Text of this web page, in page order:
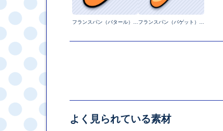
よく見られている素材